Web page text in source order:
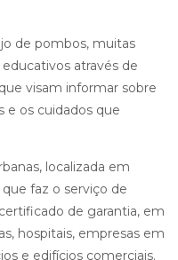
de pombos, muitas
através de
visam informar sobre
e os cuidados que
localizada em
faz o serviço de
de garantia, em
hospitais, empresas em
e edifícios comerciais.